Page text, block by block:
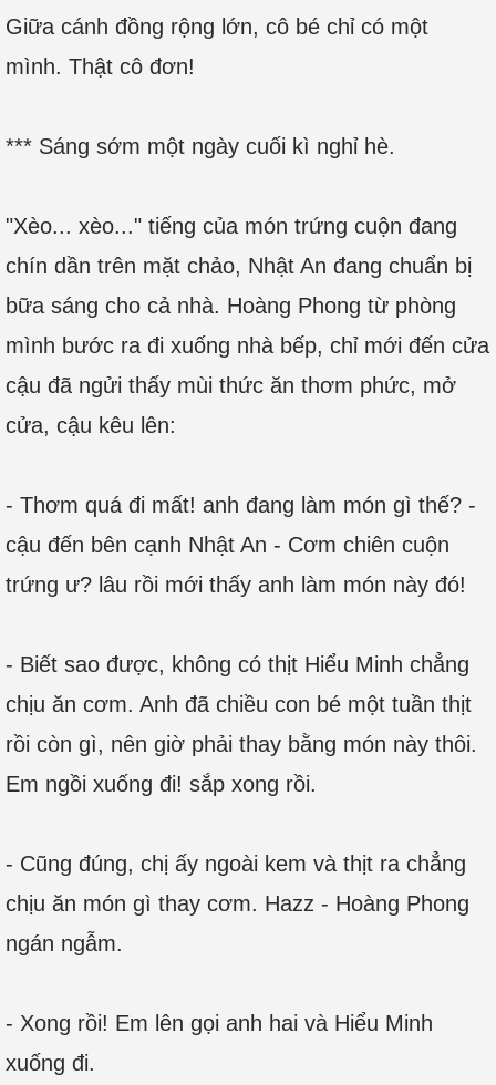
Giữa cánh đồng rộng lớn, cô bé chỉ có một
mình. Thật cô đơn!
*** Sáng sớm một ngày cuối kì nghỉ hè.
"Xèo... xèo..." tiếng của món trứng cuộn đang
chín dần trên mặt chảo, Nhật An đang chuẩn bị
bữa sáng cho cả nhà. Hoàng Phong từ phòng
mình bước ra đi xuống nhà bếp, chỉ mới đến cửa
cậu đã ngửi thấy mùi thức ăn thơm phức, mở
cửa, cậu kêu lên:
- Thơm quá đi mất! anh đang làm món gì thế? -
cậu đến bên cạnh Nhật An - Cơm chiên cuộn
trứng ư? lâu rồi mới thấy anh làm món này đó!
- Biết sao được, không có thịt Hiểu Minh chẳng
chịu ăn cơm. Anh đã chiều con bé một tuần thịt
rồi còn gì, nên giờ phải thay bằng món này thôi.
Em ngồi xuống đi! sắp xong rồi.
- Cũng đúng, chị ấy ngoài kem và thịt ra chẳng
chịu ăn món gì thay cơm. Hazz - Hoàng Phong
ngán ngẫm.
- Xong rồi! Em lên gọi anh hai và Hiểu Minh
xuống đi.